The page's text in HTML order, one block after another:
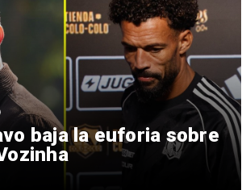
baja la euforia sobre